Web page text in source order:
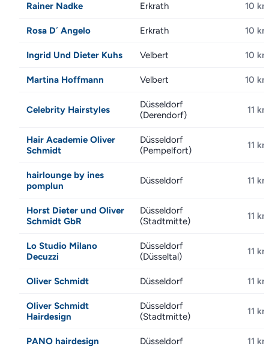
Rainer Nadke Erkrath 10 km
Rosa D´ Angelo Erkrath 10 km
Ingrid Und Dieter Kuhs Velbert 10 km
Martina Hoffmann Velbert 10 km
Celebrity Hairstyles
Düsseldorf
(Derendorf)
11 km
Hair Academie Oliver
Schmidt
Düsseldorf
(Pempelfort)
11 km
hairlounge by ines
pomplun
Düsseldorf 11 km
Horst Dieter und Oliver
Schmidt GbR
Düsseldorf
(Stadtmitte)
11 km
Lo Studio Milano
Decuzzi
Düsseldorf
(Düsseltal)
11 km
Oliver Schmidt Düsseldorf 11 km
Oliver Schmidt
Hairdesign
Düsseldorf
(Stadtmitte)
11 km
PANO hairdesign Düsseldorf 11 km